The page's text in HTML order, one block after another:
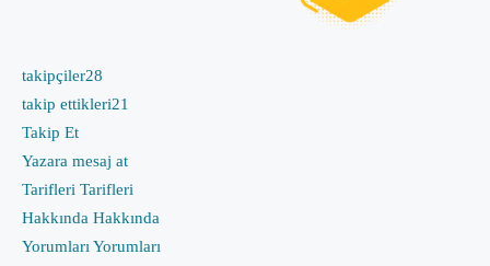
takipçiler28
takip ettikleri21
Takip Et
Yazara mesaj at
Tarifleri Tarifleri
Hakkında Hakkında
YorumlarıYorumları